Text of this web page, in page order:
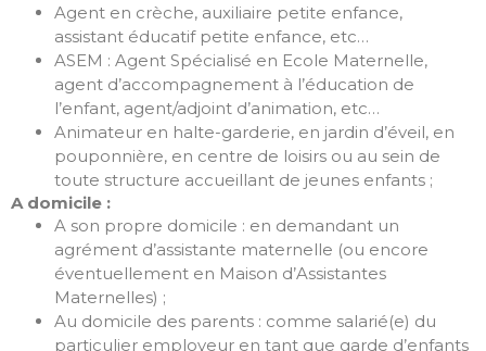
HOMMAGE
Non classé
Connexion
Flux des publications
Site de WordPress-FR
Agent en crèche, auxiliaire petite enfance,
assistant éducatif petite enfance, etc…
ASEM : Agent Spécialisé en Ecole Maternelle,
agent d’accompagnement à l’éducation de
l’enfant, agent/adjoint d’animation, etc…
Animateur en halte-garderie, en jardin d’éveil, en
pouponnière, en centre de loisirs ou au sein de
toute structure accueillant de jeunes enfants ;
A domicile :
A son propre domicile : en demandant un
agrément d’assistante maternelle (ou encore
éventuellement en Maison d’Assistantes
Maternelles) ;
Au domicile des parents : comme salarié(e) du
particulier employeur en tant que garde d’enfants